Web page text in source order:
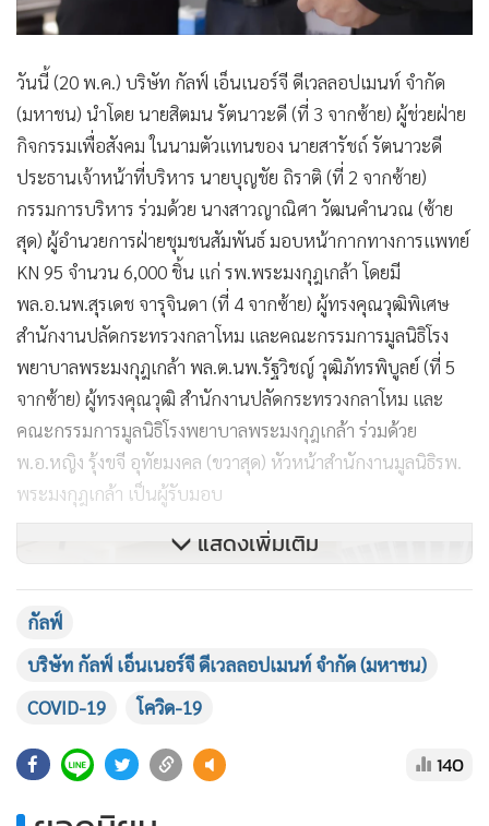
วันนี้ (20 พ.ค.) บริษัท กัลฟ์ เอ็นเนอร์จี ดีเวลลอปเมนท์ จำกัด
(มหาชน) นำโดย นายสิตมน รัตนาวะดี (ที่ 3 จากซ้าย) ผู้ช่วยฝ่าย
กิจกรรมเพื่อสังคม ในนามตัวแทนของ นายสารัชถ์ รัตนาวะดี
ประธานเจ้าหน้าที่บริหาร นายบุญชัย ถิราติ (ที่ 2 จากซ้าย)
กรรมการบริหาร ร่วมด้วย นางสาวญาณิศา วัฒนคำนวณ (ซ้าย
สุด) ผู้อำนวยการฝ่ายชุมชนสัมพันธ์ มอบหน้ากากทางการแพทย์
KN 95 จำนวน 6,000 ชิ้น แก่ รพ.พระมงกุฎเกล้า โดยมี
พล.อ.นพ.สุรเดช จารุจินดา (ที่ 4 จากซ้าย) ผู้ทรงคุณวุฒิพิเศษ
สำนักงานปลัดกระทรวงกลาโหม และคณะกรรมการมูลนิธิโรง
พยาบาลพระมงกุฎเกล้า พล.ต.นพ.รัฐวิชญ์ วุฒิภัทรพิบูลย์ (ที่ 5
จากซ้าย) ผู้ทรงคุณวุฒิ สำนักงานปลัดกระทรวงกลาโหม และ
คณะกรรมการมูลนิธิโรงพยาบาลพระมงกุฎเกล้า ร่วมด้วย
พ.อ.หญิง รุ้งขจี อุทัยมงคล (ขวาสุด) หัวหน้าสำนักงานมูลนิธิรพ.
พระมงกุฎเกล้า เป็นผู้รับมอบ
แสดงเพิ่มเติม
กัลฟ์
บริษัท กัลฟ์ เอ็นเนอร์จี ดีเวลลอปเมนท์ จำกัด (มหาชน)
COVID-19
โควิด-19
140